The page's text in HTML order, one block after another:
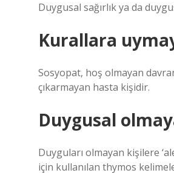
Duygusal sağırlık ya da
Kurallara
Sosyopat, hoş olmayan
çıkarmayan hasta kişidir.
Duygusal
Duyguları olmayan kişilere
için kullanılan thymos